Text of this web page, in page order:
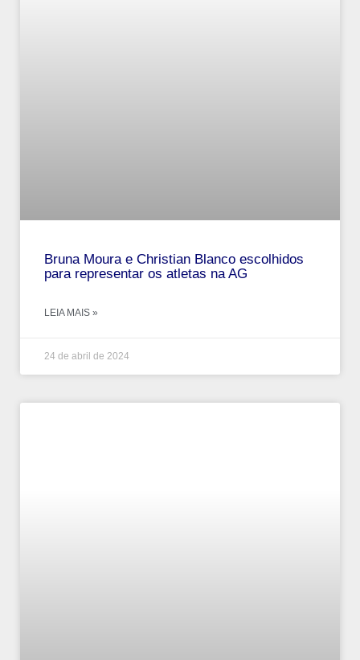
Bruna Moura e Christian Blanco escolhidos
para representar os atletas na AG
LEIA MAIS »
24 de abril de 2024